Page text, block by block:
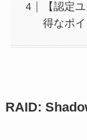
【認定
得なポ
RAID: